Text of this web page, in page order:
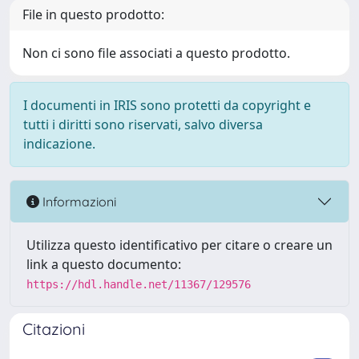
File in questo prodotto:
Non ci sono file associati a questo prodotto.
I documenti in IRIS sono protetti da copyright e
tutti i diritti sono riservati, salvo diversa
indicazione.
Informazioni
Utilizza questo identificativo per citare o creare un
link a questo documento:
https://hdl.handle.net/11367/129576
Citazioni